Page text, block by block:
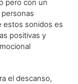
pero con un
estos sonidos es
positivas y
el descanso,